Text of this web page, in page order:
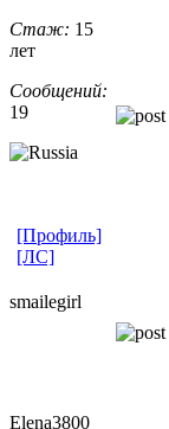
Стаж: 15
лет
Сообщений:
19
[Профиль]
[ЛС]
smailegirl
Elena3800